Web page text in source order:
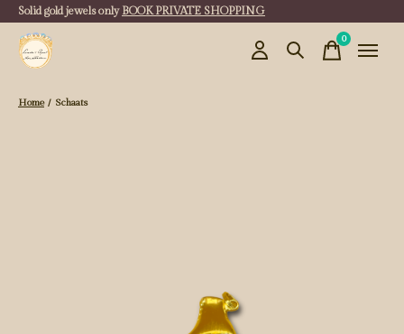
Solid gold jewels only BOOK PRIVATE SHOPPING
0items
Home / Schaats